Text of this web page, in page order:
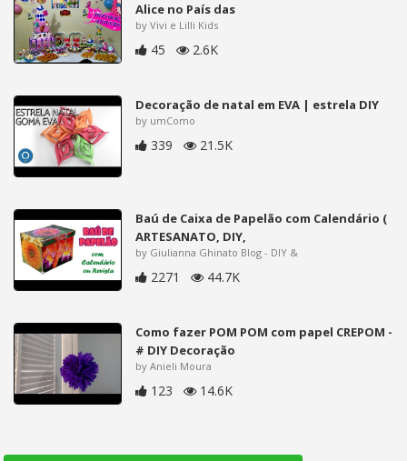
Alice no País das
by Vivi e Lilli Kids
45 2.6K
Decoração de natal em EVA | estrela DIY
by umComo
339 21.5K
Baú de Caixa de Papelão com Calendário (
ARTESANATO, DIY,
by Giulianna Ghinato Blog - DIY &
2271 44.7K
Como fazer POM POM com papel CREPOM -
# DIY Decoração
by Anieli Moura
123 14.6K